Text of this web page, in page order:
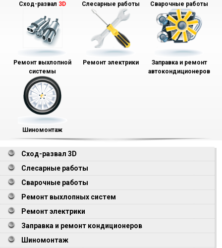
Сход-развал 3D Слесарные работы Сварочные работы
Ремонт выхлопной
системы
Ремонт электрики
Заправка и ремонт
автокондиционеров
Шиномонтаж
Сход-развал 3D
Слесарные работы
Сварочные работы
Ремонт выхлопных систем
Ремонт электрики
Заправка и ремонт кондиционеров
Шиномонтаж